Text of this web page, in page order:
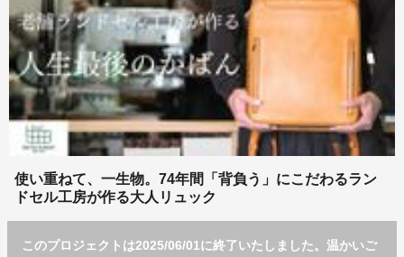
使い重ねて、一生物。74年間「背負う」にこだわるラン
ドセル工房が作る大人リュック
このプロジェクトは2025/06/01に終了いたしました。温かいご